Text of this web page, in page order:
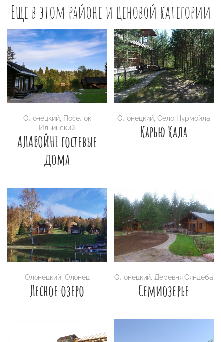
Еще в этом районе и ценовой категории
Олонецкий, Поселок
Ильинский
АЛАВОЙНЕ гостевые
дома
Олонецкий,Село Нурмойла
Карью Кала
Олонецкий, Олонец
Лесное озеро
Олонецкий,Деревня Сяндеба
Семиозерье